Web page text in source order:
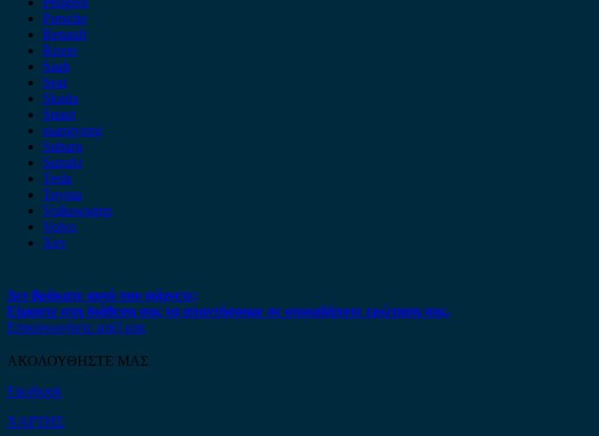
Porsche
Renault
Rover
Saab
Seat
Skoda
Smart
ssangyong
Subaru
Suzuki
Tesla
Toyota
Volkswagen
Volvo
Xev
Δεν βρήκατε αυτό που ψάχνετε;
Είμαστε στη διάθεση σας να απαντήσουμε σε οποιαδήποτε ερώτηση σας.
Επικοινωνήστε μαζί μας
ΑΚΟΛΟΥΘΗΣΤΕ ΜΑΣ
Facebook
ΧΑΡΤΗΣ